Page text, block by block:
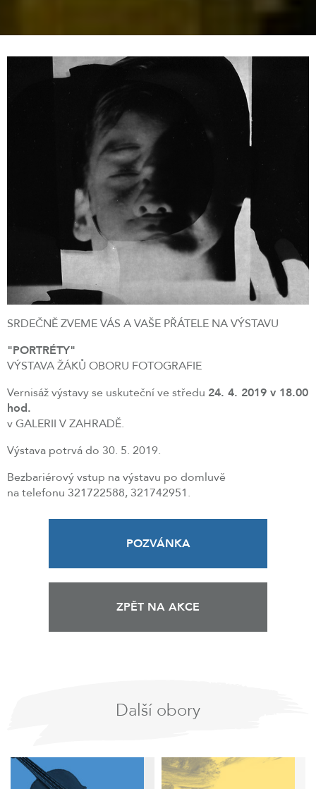
SRDEČNĚ ZVEME VÁS A VAŠE PŘÁTELE NA VÝSTAVU
"PORTRÉTY"
VÝSTAVA ŽÁKŮ OBORU FOTOGRAFIE
Vernisáž výstavy se uskuteční ve středu 24. 4. 2019 v 18.00
hod.
v GALERII V ZAHRADĚ.
Výstava potrvá do 30. 5. 2019.
Bezbariérový vstup na výstavu po domluvě
na telefonu 321722588, 321742951.
POZVÁNKA
ZPĚT NA AKCE
Další obory